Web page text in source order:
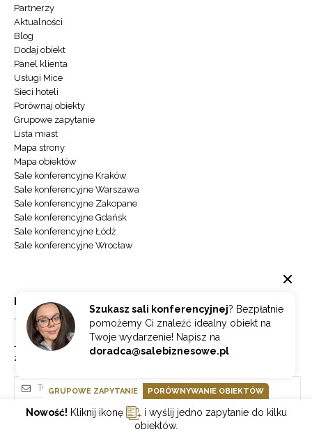
Szukasz sali konferencyjnej? Bezpłatnie
pomożemy Ci znaleźć idealny obiekt na
Twoje wydarzenie! Napisz na
doradca@salebiznesowe.pl
Partnerzy
Aktualności
Blog
Dodaj obiekt
Panel klienta
Usługi Mice
Sieci hoteli
Porównaj obiekty
Grupowe zapytanie
Lista miast
Mapa strony
Mapa obiektów
Sale konferencyjne Kraków
Sale konferencyjne Warszawa
Sale konferencyjne Zakopane
Sale konferencyjne Gdańsk
Sale konferencyjne Łódź
Sale konferencyjne Wrocław
NEWSLETTER
Jeżeli chcesz otrzymywać najnowsze informacje o branży hotelowej
zapisz się do naszego newslettera.
GRUPOWE ZAPYTANIE PORÓWNYWANIE OBIEKTÓW
Nowość! Kliknij ikonę
i wyślij jedno zapytanie do kilku
obiektów.